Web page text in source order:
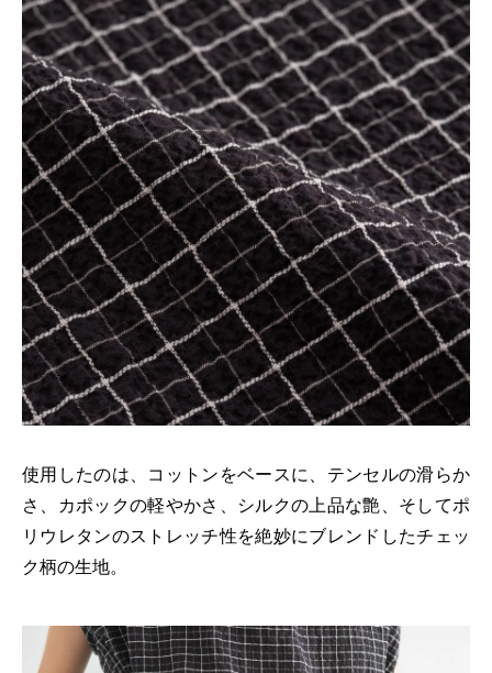
使用したのは、コットンをベースに、テンセルの滑らか
さ、カポックの軽やかさ、シルクの上品な艶、そしてポ
リウレタンのストレッチ性を絶妙にブレンドしたチェッ
ク柄の生地。